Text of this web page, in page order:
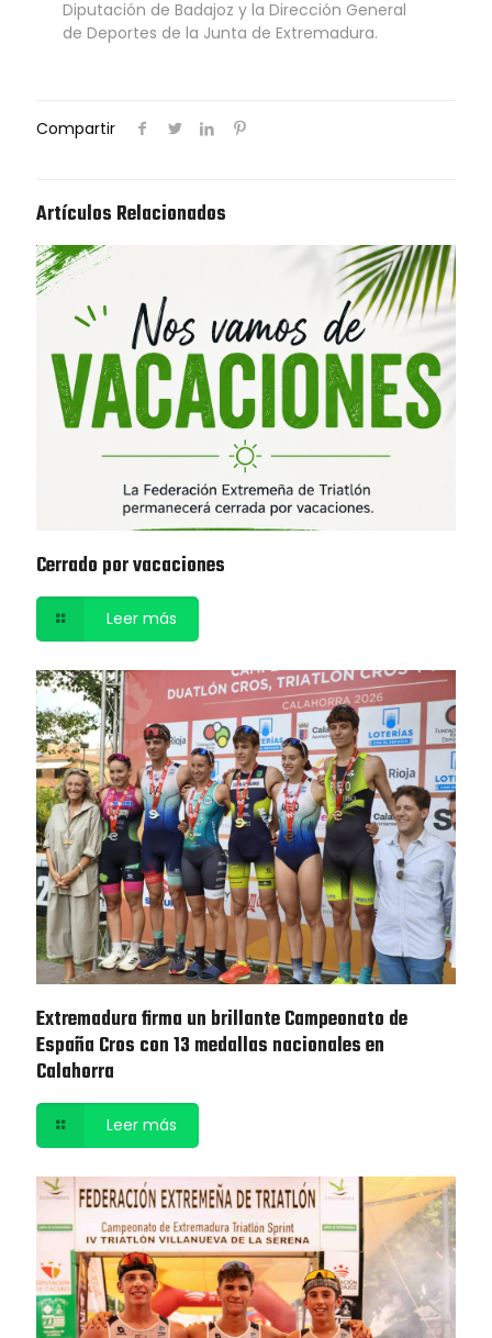
Diputación de Badajoz y la Dirección General
de Deportes de la Junta de Extremadura.
Compartir
Artículos Relacionados
Cerrado por vacaciones
Leer más
Extremadura firma un brillante Campeonato de
España Cros con 13 medallas nacionales en
Calahorra
Leer más